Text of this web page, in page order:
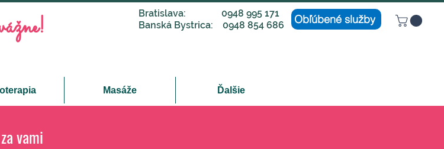
Bratislava: 0948 995 171
Banská Bystrica: 0948 854 686
Obľúbené služby
Masáže Ďalšie
vami